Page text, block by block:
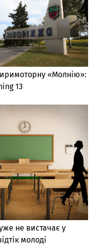
«Молнію»:
13
не вистачає у
молоді